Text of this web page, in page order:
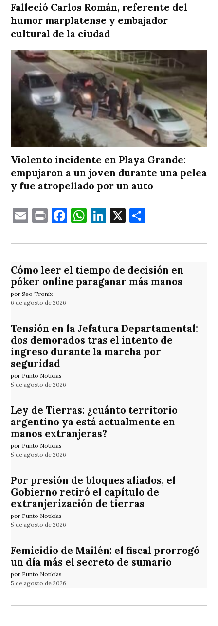
Falleció Carlos Román, referente del
humor marplatense y embajador
cultural de la ciudad
Violento incidente en Playa Grande:
empujaron a un joven durante una pelea
y fue atropellado por un auto
EmailPrintFacebook
WhatsApp
LinkedIn
X
Cómo leer el tiempo de decisión en
póker online paraganar más manos
por Seo Tronix
6 de agosto de 2026
Tensión en la Jefatura Departamental:
dos demorados tras el intento de
ingreso durante la marcha por
seguridad
por Punto Noticias
5 de agosto de 2026
Ley de Tierras: ¿cuánto territorio
argentino ya está actualmente en
manos extranjeras?
por Punto Noticias
5 de agosto de 2026
Por presión de bloques aliados, el
Gobierno retiró el capítulo de
extranjerización de tierras
por Punto Noticias
5 de agosto de 2026
Femicidio de Mailén: el fiscal prorrogó
un día más el secreto de sumario
por Punto Noticias
5 de agosto de 2026